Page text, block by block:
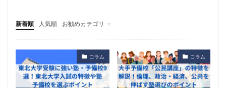
新着順 人気順
お勧めカテゴリ
ニュース
自主調査
コラム
カテゴリ
コラム コラム